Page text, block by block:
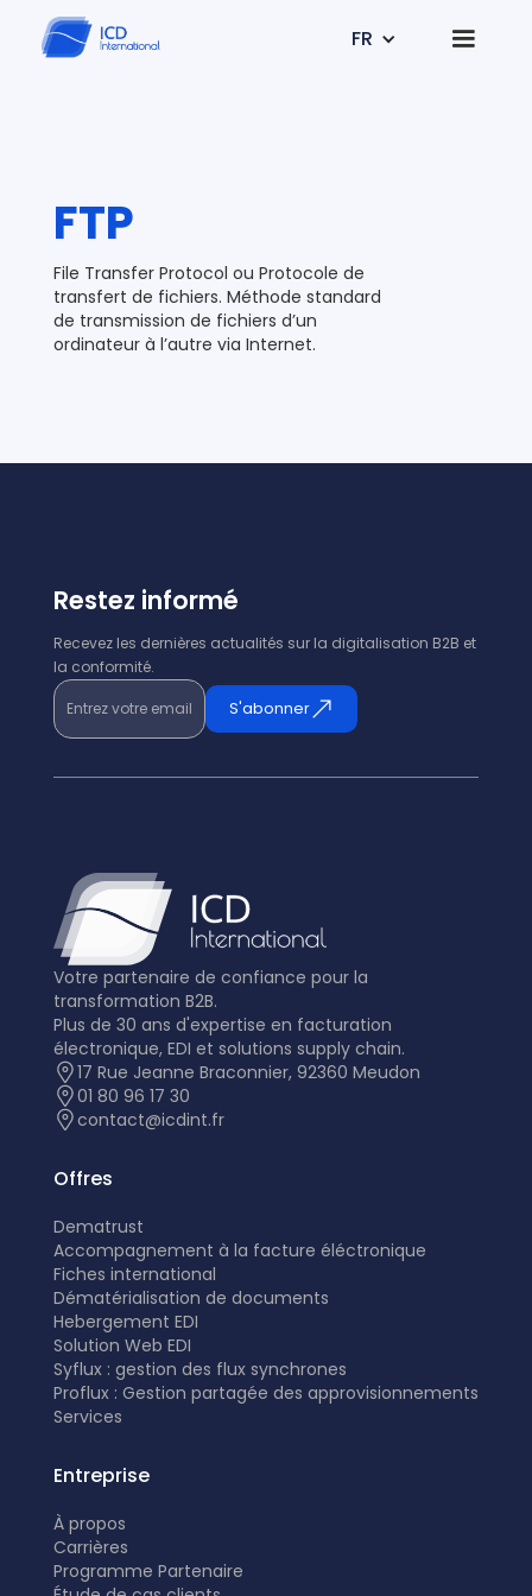
FR
FTP
File Transfer Protocol ou Protocole de
transfert de fichiers. Méthode standard
de transmission de fichiers d’un
ordinateur à l’autre via Internet.
Restez informé
Recevez les dernières actualités sur la digitalisation B2B et
la conformité.
Entrez votre email S'abonner
Votre partenaire de confiance pour la
transformation B2B.
Plus de 30 ans d'expertise en facturation
électronique, EDI et solutions supply chain.
17 Rue Jeanne Braconnier, 92360 Meudon
01 80 96 17 30
contact@icdint.fr
Offres
Dematrust
Accompagnement à la facture éléctronique
Fiches international
Dématérialisation de documents
Hebergement EDI
Solution Web EDI
Syflux : gestion des flux synchrones
Proflux : Gestion partagée des approvisionnements
Services
Entreprise
À propos
Carrières
Programme Partenaire